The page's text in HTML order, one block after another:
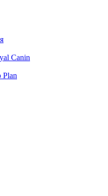
Canin
Plan